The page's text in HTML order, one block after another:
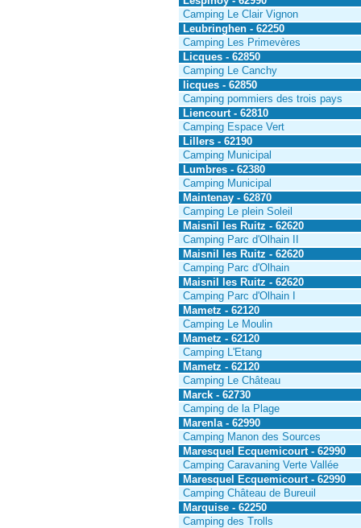
Camping Le Clair Vignon
Leubringhen - 62250
Camping Les Primevères
Licques - 62850
Camping Le Canchy
licques - 62850
Camping pommiers des trois pays
Liencourt - 62810
Camping Espace Vert
Lillers - 62190
Camping Municipal
Lumbres - 62380
Camping Municipal
Maintenay - 62870
Camping Le plein Soleil
Maisnil les Ruitz - 62620
Camping Parc d'Olhain II
Maisnil les Ruitz - 62620
Camping Parc d'Olhain
Maisnil les Ruitz - 62620
Camping Parc d'Olhain I
Mametz - 62120
Camping Le Moulin
Mametz - 62120
Camping L'Etang
Mametz - 62120
Camping Le Château
Marck - 62730
Camping de la Plage
Marenla - 62990
Camping Manon des Sources
Maresquel Ecquemicourt - 62990
Camping Caravaning Verte Vallée
Maresquel Ecquemicourt - 62990
Camping Château de Bureuil
Marquise - 62250
Camping des Trolls